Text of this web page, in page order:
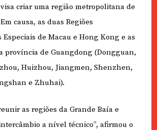
criar uma região metropolitana de
causa, as duas Regiões
de Macau e Hong Kong e as
província de Guangdong (Dongguan,
Huizhou, Jiangmen, Shenzhen,
e Zhuhai).
as regiões da Grande Baía e
a nível técnico”, afirmou o